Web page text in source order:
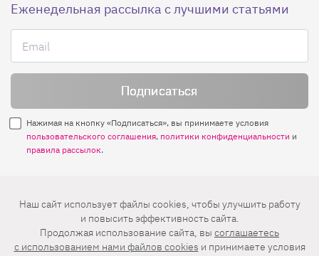
Еженедельная рассылка с лучшими статьями
Нажимая на кнопку «Подписаться», вы принимаете условия
пользовательского соглашения, политики конфиденциальности и
правила рассылок.
Нашли ошибку? Выделите ее и нажмите
Ctrl+Enter
© 2026 АО «БКМ», ОГРН 1027739494584, ИНН 7705056238
127018, Москва, ул. Полковая, д. 3, стр. 4, помещение I, комн. 23
Наш сайт использует файлы cookies, чтобы улучшить работу
и повысить эффективность сайта.
Продолжая использование сайта, вы соглашаетесь
c использованием нами файлов cookies и принимаете условия